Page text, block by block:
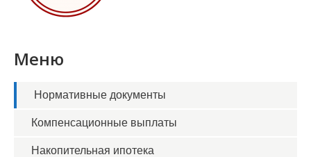
Меню
Нормативные документы
Компенсационные выплаты
Накопительная ипотека